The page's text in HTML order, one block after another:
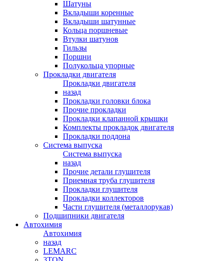
Шатуны
Вкладыши коренные
Вкладыши шатунные
Кольца поршневые
Втулки шатунов
Гильзы
Поршни
Полукольца упорные
Прокладки двигателя
Прокладки двигателя
назад
Прокладки головки блока
Прочие прокладки
Прокладки клапанной крышки
Комплекты прокладок двигателя
Прокладки поддона
Система выпуска
Система выпуска
назад
Прочие детали глушителя
Приемная труба глушителя
Прокладки глушителя
Прокладки коллекторов
Части глушителя (металлорукав)
Подшипники двигателя
Автохимия
Автохимия
назад
LEMARC